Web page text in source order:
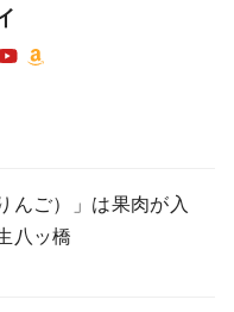
んご）」は果肉が入
八ッ橋